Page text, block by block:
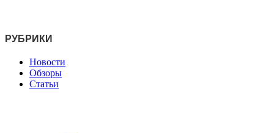
РУБРИКИ
Новости
Обзоры
Статьи